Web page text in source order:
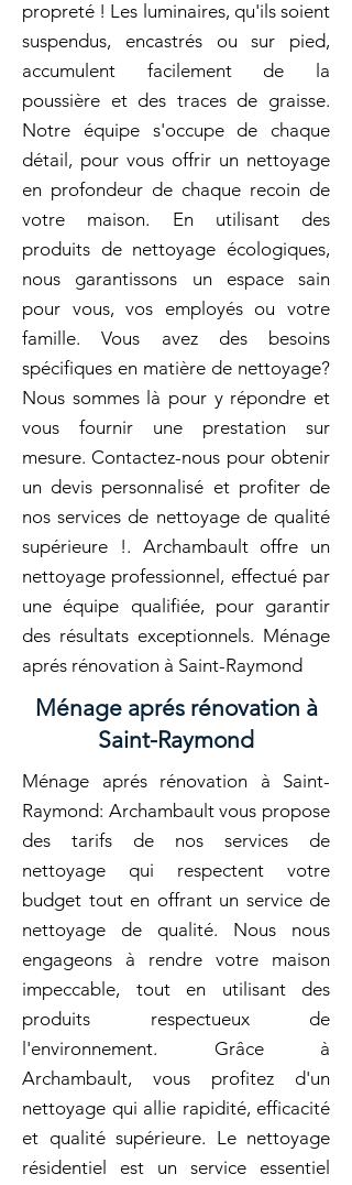
propreté ! Les luminaires, qu'ils soient
suspendus, encastrés ou sur pied,
accumulent facilement de la
poussière et des traces de graisse.
Notre équipe s'occupe de chaque
détail, pour vous offrir un nettoyage
en profondeur de chaque recoin de
votre maison. En utilisant des
produits de nettoyage écologiques,
nous garantissons un espace sain
pour vous, vos employés ou votre
famille. Vous avez des besoins
spécifiques en matière de nettoyage?
Nous sommes là pour y répondre et
vous fournir une prestation sur
mesure. Contactez-nous pour obtenir
un devis personnalisé et profiter de
nos services de nettoyage de qualité
supérieure !. Archambault offre un
nettoyage professionnel, effectué par
une équipe qualifiée, pour garantir
des résultats exceptionnels. Ménage
aprés rénovation à Saint-Raymond
Ménage aprés rénovation à
Saint-Raymond
Ménage aprés rénovation à Saint-
Raymond: Archambault vous propose
des tarifs de nos services de
nettoyage qui respectent votre
budget tout en offrant un service de
nettoyage de qualité. Nous nous
engageons à rendre votre maison
impeccable, tout en utilisant des
produits respectueux de
l'environnement. Grâce à
Archambault, vous profitez d'un
nettoyage qui allie rapidité, efficacité
et qualité supérieure. Le nettoyage
résidentiel est un service essentiel